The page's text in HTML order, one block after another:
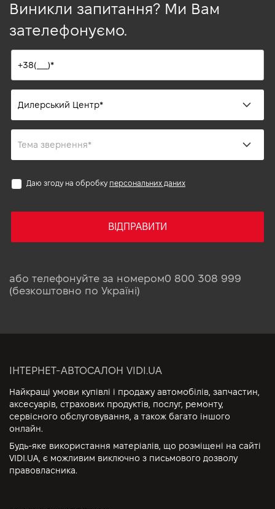
Виникли запитання? Ми Вам
зателефонуємо.
Даю згоду на обробку персональних даних
ВІДПРАВИТИ
або телефонуйте за номером0 800 308 999
(безкоштовно по Україні)
ІНТЕРНЕТ-АВТОСАЛОН VIDI.UA
Найкращі умови купівлі і продажу автомобілів, запчастин,
аксесуарів, страхових продуктів, послуг, ремонту,
сервісного обслуговування, а також багато іншого
онлайн.
Будь-яке використання матеріалів, що розміщені на сайті
VIDI.UA, є можливим виключно з письмового дозволу
правовласника.